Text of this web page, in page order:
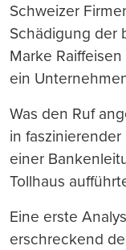
Schweizer
Schädigung der
Marke
ein
Was den Ruf
in
einer
Tollhaus
Eine erste
erschreckend